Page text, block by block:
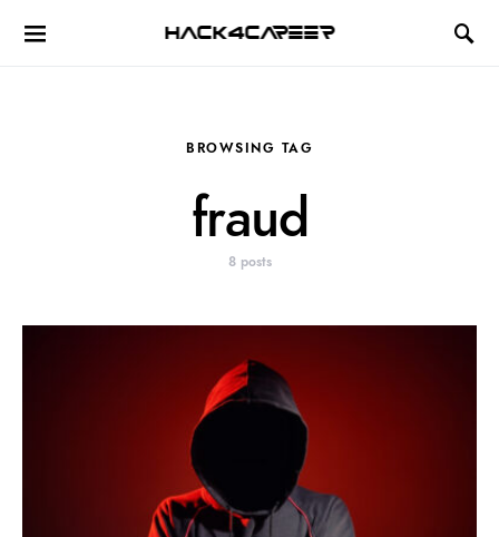
Hack4Career
BROWSING TAG
fraud
8 posts